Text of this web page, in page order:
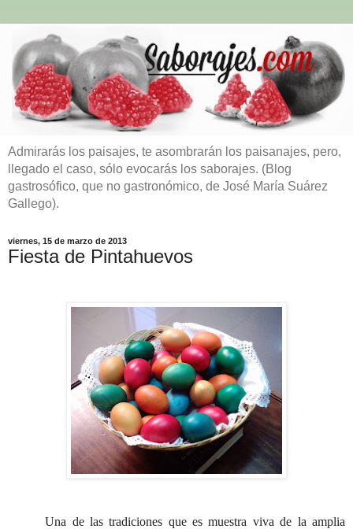
Admirarás los paisajes, te asombrarán los paisanajes, pero,
llegado el caso, sólo evocarás los saborajes. (Blog
gastrosófico, que no gastronómico, de José María Suárez
Gallego).
viernes, 15 de marzo de 2013
Fiesta de Pintahuevos
Una de las tradiciones que es muestra viva de la amplia